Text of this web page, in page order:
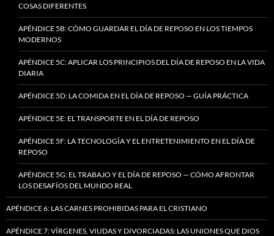
COSAS DIFERENTES
APÉNDICE 5B: CÓMO GUARDAR EL DÍA DE REPOSO EN LOS TIEMPOS
MODERNOS
APÉNDICE 5C: APLICAR LOS PRINCIPIOS DEL DÍA DE REPOSO EN LA VIDA
DIARIA
APÉNDICE 5D: LA COMIDA EN EL DÍA DE REPOSO — GUÍA PRÁCTICA
APÉNDICE 5E: EL TRANSPORTE EN EL DÍA DE REPOSO
APÉNDICE 5F: LA TECNOLOGÍA Y EL ENTRETENIMIENTO EN EL DÍA DE
REPOSO
APÉNDICE 5G: EL TRABAJO Y EL DÍA DE REPOSO — CÓMO AFRONTAR
LOS DESAFÍOS DEL MUNDO REAL
APÉNDICE 6: LAS CARNES PROHIBIDAS PARA EL CRISTIANO
APÉNDICE 7: VÍRGENES, VIUDAS Y DIVORCIADAS: LAS UNIONES QUE DIOS